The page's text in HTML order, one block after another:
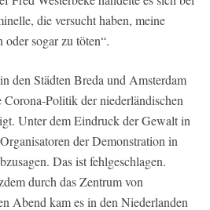
die versucht haben, meine
oder sogar zu töten“.
den Städten Breda und Amsterdam
Politik der niederländischen
Unter dem Eindruck der Gewalt in
der Demonstration in
Das ist fehlgeschlagen.
durch das Zentrum von
Abend kam es in den Niederlanden